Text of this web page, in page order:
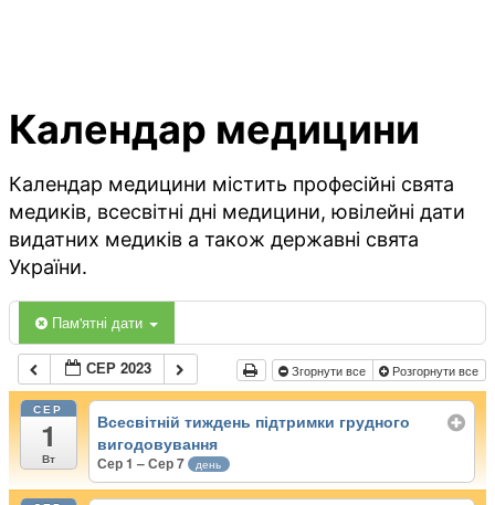
Календар медицини
Календар медицини містить професійні свята
медиків, всесвітні дні медицини, ювілейні дати
видатних медиків а також державні свята
України.
Пам'ятні дати
СЕР 2023 Згорнути все Розгорнути все
СЕР
1
Вт
Всесвітній тиждень підтримки грудного
вигодовування
Сер 1 – Сер 7 день